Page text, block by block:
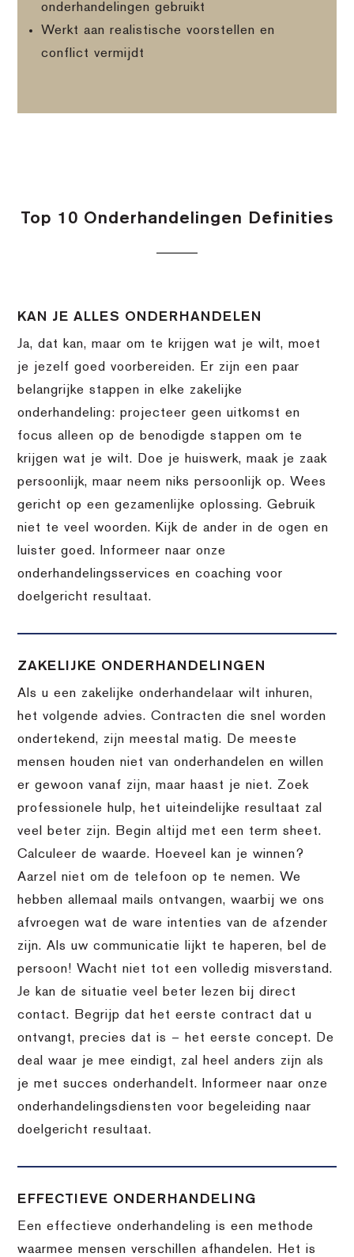
onderhandelingen gebruikt
Werkt aan realistische voorstellen en
conflict vermijdt
Top 10 Onderhandelingen Definities
KAN JE ALLES ONDERHANDELEN
Ja, dat kan, maar om te krijgen wat je wilt, moet
je jezelf goed voorbereiden. Er zijn een paar
belangrijke stappen in elke zakelijke
onderhandeling: projecteer geen uitkomst en
focus alleen op de benodigde stappen om te
krijgen wat je wilt. Doe je huiswerk, maak je zaak
persoonlijk, maar neem niks persoonlijk op. Wees
gericht op een gezamenlijke oplossing. Gebruik
niet te veel woorden. Kijk de ander in de ogen en
luister goed. Informeer naar onze
onderhandelingsservices en coaching voor
doelgericht resultaat.
ZAKELIJKE ONDERHANDELINGEN
Als u een zakelijke onderhandelaar wilt inhuren,
het volgende advies. Contracten die snel worden
ondertekend, zijn meestal matig. De meeste
mensen houden niet van onderhandelen en willen
er gewoon vanaf zijn, maar haast je niet. Zoek
professionele hulp, het uiteindelijke resultaat zal
veel beter zijn. Begin altijd met een term sheet.
Calculeer de waarde. Hoeveel kan je winnen?
Aarzel niet om de telefoon op te nemen. We
hebben allemaal mails ontvangen, waarbij we ons
afvroegen wat de ware intenties van de afzender
zijn. Als uw communicatie lijkt te haperen, bel de
persoon! Wacht niet tot een volledig misverstand.
Je kan de situatie veel beter lezen bij direct
contact. Begrijp dat het eerste contract dat u
ontvangt, precies dat is – het eerste concept. De
deal waar je mee eindigt, zal heel anders zijn als
je met succes onderhandelt. Informeer naar onze
onderhandelingsdiensten voor begeleiding naar
doelgericht resultaat.
EFFECTIEVE ONDERHANDELING
Een effectieve onderhandeling is een methode
waarmee mensen verschillen afhandelen. Het is